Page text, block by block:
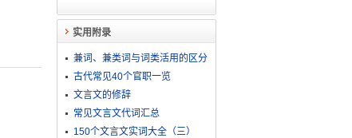
实用附录
兼词、兼类词与词类活用的区分
古代常见40个官职一览
文言文的修辞
常见文言文代词汇总
150个文言文实词大全（三）